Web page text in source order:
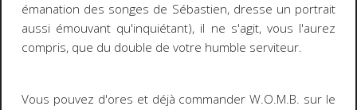
émanation des songes de Sébastien, dresse un portrait
aussi émouvant qu'inquiétant), il ne s'agit, vous l'aurez
compris, que du double de votre humble serviteur.
Vous pouvez d'ores et déjà commanderW.O.M.B. sur le